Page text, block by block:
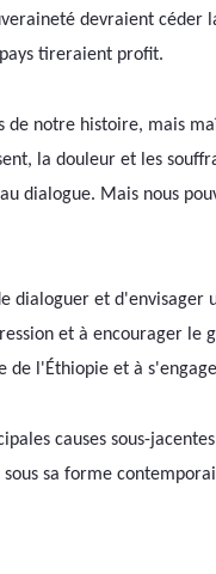
devraient céder
tireraient profit.
de notre histoire, mais
la douleur et les
dialogue. Mais nous
dialoguer et d'envisager
et à encourager le
l'Éthiopie et à
causes sous-
sa forme